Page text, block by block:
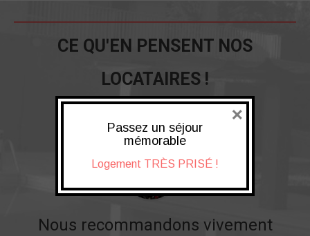
CE QU'EN PENSENT NOS
LOCATAIRES !
Nous recommandons vivement
Passez un séjour
mémorable
Logement TRÈS PRISÉ !
×